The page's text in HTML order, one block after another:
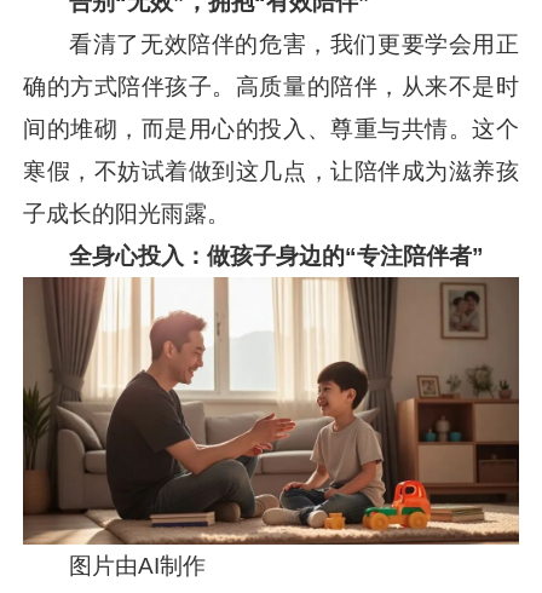
看清了无效陪伴的危害，我们更要学会用正
确的方式陪伴孩子。高质量的陪伴，从来不是时
间的堆砌，而是用心的投入、尊重与共情。这个
寒假，不妨试着做到这几点，让陪伴成为滋养孩
子成长的阳光雨露。
全身心投入：做孩子身边的“专注陪伴者”
图片由AI制作